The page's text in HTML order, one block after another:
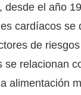
desde el año
cardíacos se
de
se relacionan
alimentación